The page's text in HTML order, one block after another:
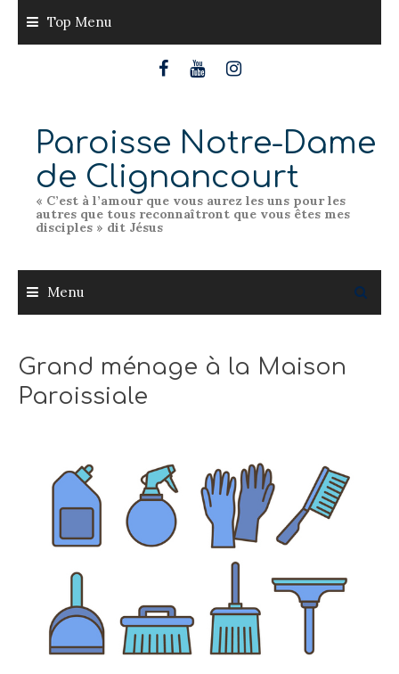
content
Top Menu
Paroisse Notre-Dame
de Clignancourt
« C’est à l’amour que vous aurez les uns pour les
autres que tous reconnaîtront que vous êtes mes
disciples » dit Jésus
Menu
Grand ménage à la Maison
Paroissiale